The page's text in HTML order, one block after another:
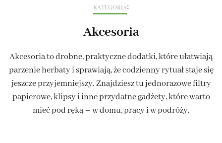
KATEGORIA:
Akcesoria
Akcesoria to drobne, praktyczne dodatki, które ułatwiają
parzenie herbaty i sprawiają, że codzienny rytuał staje się
jeszcze przyjemniejszy. Znajdziesz tu jednorazowe filtry
papierowe, klipsy i inne przydatne gadżety, które warto
mieć pod ręką – w domu, pracy i w podróży.